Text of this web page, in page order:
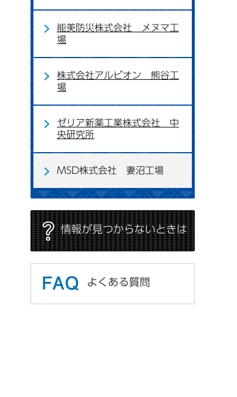
能美防災株式会社 メヌマ工
場
株式会社アルビオン 熊谷工
場
ゼリア新薬工業株式会社 中
央研究所
MSD株式会社 妻沼工場
情報が見つからないときは
よくある質問